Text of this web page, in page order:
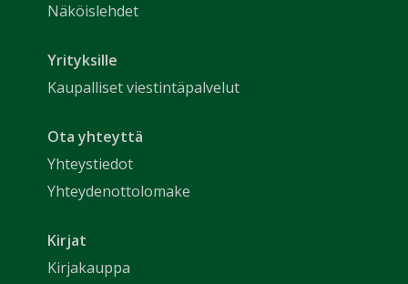
Näköislehdet
Yrityksille
Kaupalliset viestintäpalvelut
Ota yhteyttä
Yhteystiedot
Yhteydenottolomake
Kirjat
Kirjakauppa